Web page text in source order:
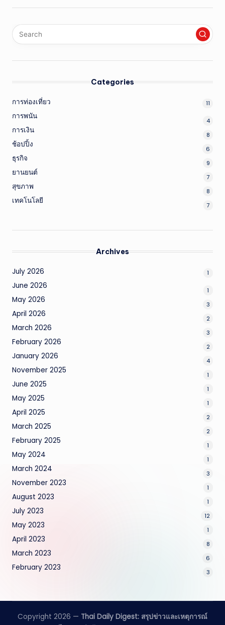
Categories
การท่องเที่ยว 11
การพนัน 4
การเงิน 8
ช้อปปิ้ง 6
ธุรกิจ 9
ยานยนต์ 7
สุขภาพ 8
เทคโนโลยี 7
Archives
July 2026 1
June 2026 1
May 2026 3
April 2026 2
March 2026 3
February 2026 2
January 2026 4
November 2025 1
June 2025 1
May 2025 1
April 2025 2
March 2025 2
February 2025 1
May 2024 1
March 2024 3
November 2023 1
August 2023 1
July 2023 12
May 2023 1
April 2023 8
March 2023 6
February 2023 3
Copyright 2026 — Thai Daily Digest: สรุปข่าวและเหตุการณ์